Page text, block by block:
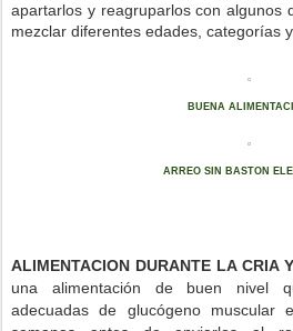
apartarlos y reagruparlos con algunos
mezclar diferentes edades, categorías
BUENA
ARREO SIN BASTON
ALIMENTACION DURANTE LA CRIA
una alimentación de buen nivel
adecuadas de glucógeno